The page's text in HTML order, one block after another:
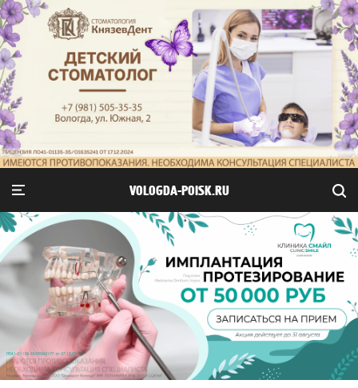
VOLOGDA-POISK.RU